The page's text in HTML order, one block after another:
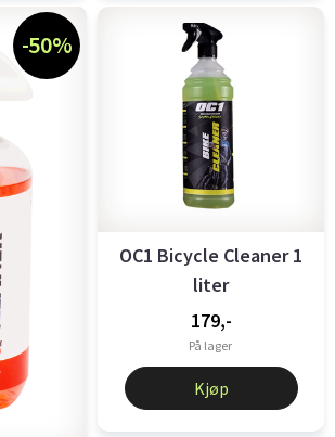
-50%
OC1 Bicycle Cleaner 1
liter
179,-
På lager
Kjøp